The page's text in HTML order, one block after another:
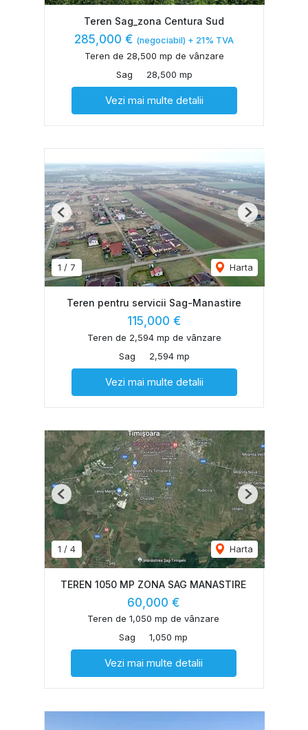
Teren Sag_zona Centura Sud
285,000 € (negociabil) + 21% TVA
Teren de 28,500 mp de vânzare
Sag
28,500 mp
Vezi mai multe detalii
1 / 7 Harta
Previous Next
Teren pentru servicii Sag-Manastire
115,000 €
Teren de 2,594 mp de vânzare
Sag
2,594 mp
Vezi mai multe detalii
1 / 4 Harta
Previous Next
TEREN 1050 MP ZONA SAG MANASTIRE
60,000 €
Teren de 1,050 mp de vânzare
Sag
1,050 mp
Vezi mai multe detalii